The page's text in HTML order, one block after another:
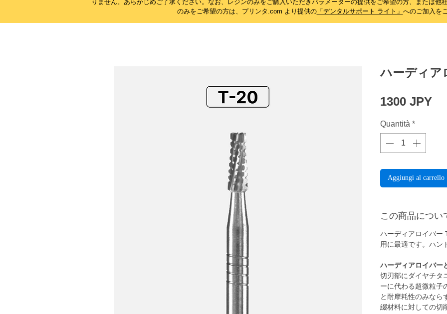
りません。 あらかじめご了承ください。なお、レジンのみをご購入いただきパラメーターの提供をご希望の方、または他
のみをご希望の方は、プリンタ.com より提供の「デンタルサポート ライト」 へのご加入を
ハーディア
1300 JPY
Quantità *
Aggiungi al carrello
この商品につい
ハーディアロイバー
用に最適です。ハン
ハーディアロイバー
切刃部にダイヤチタ
ーに代わる超微粒子
と耐摩耗性のみなら
綴材料に対しての切